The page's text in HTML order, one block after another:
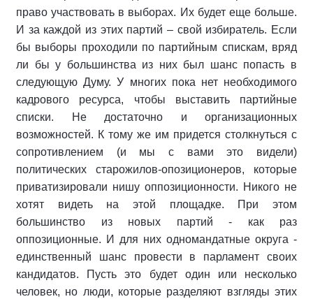
право участвовать в выборах. Их будет еще больше.
И за каждой из этих партий – свой избиратель. Если
бы выборы проходили по партийным спискам, вряд
ли бы у большинства из них был шанс попасть в
следующую Думу. У многих пока нет необходимого
кадрового ресурса, чтобы выставить партийные
списки. Не достаточно и организационных
возможностей. К тому же им придется столкнуться с
сопротивлением (и мы с вами это видели)
политических старожилов-опозиционеров, которые
приватизировали нишу оппозиционности. Никого не
хотят видеть на этой площадке. При этом
большинство из новых партий - как раз
оппозиционные. И для них одномандатные округа -
единственный шанс провести в парламент своих
кандидатов. Пусть это будет один или несколько
человек, но люди, которые разделяют взгляды этих